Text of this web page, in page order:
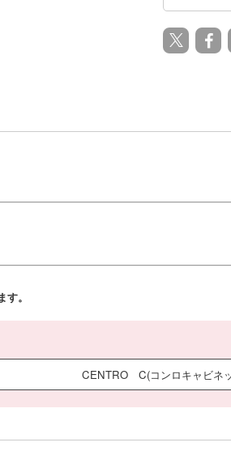
。
CENTRO C(コンロキャビネ